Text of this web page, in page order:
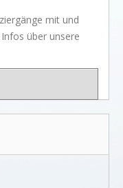
mit und
über unsere